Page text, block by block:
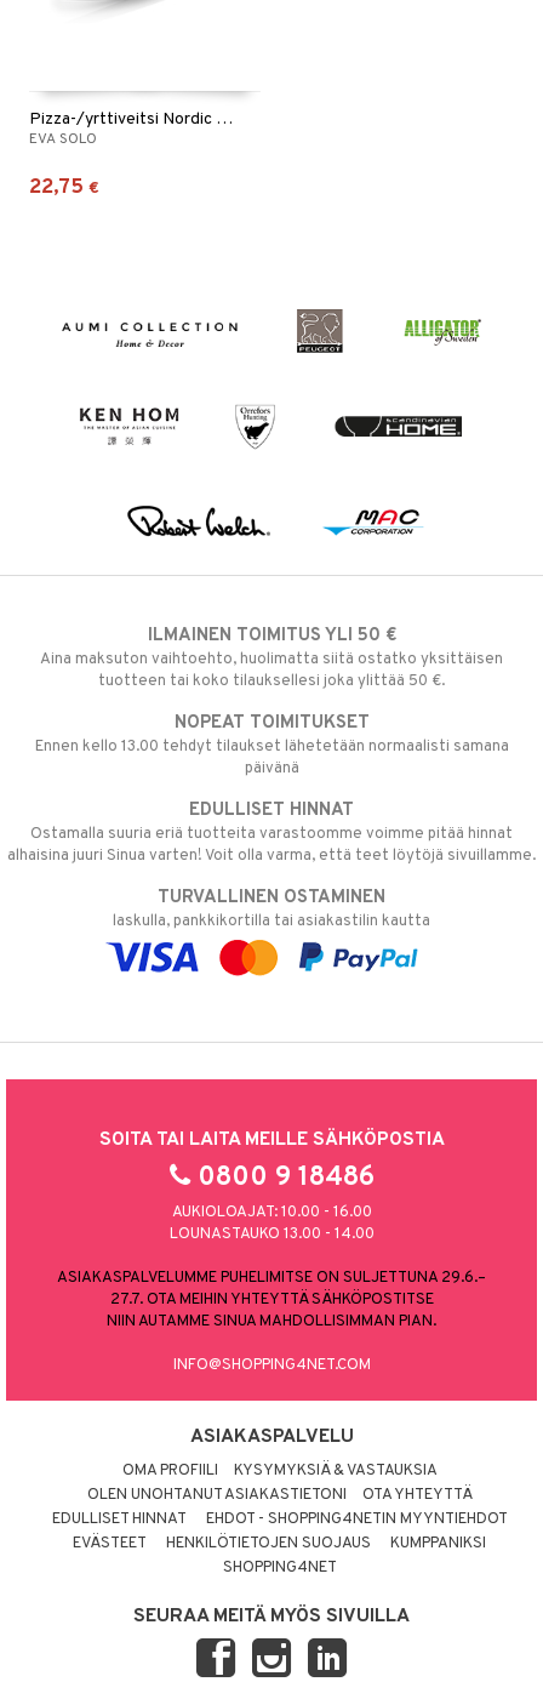
Pizza-/yrttiveitsi Nordic Kitchen
EVA SOLO
22,75 €
ILMAINEN TOIMITUS YLI 50 €
Aina maksuton vaihtoehto, huolimatta siitä ostatko yksittäisen
tuotteen tai koko tilauksellesi joka ylittää 50 €.
NOPEAT TOIMITUKSET
Ennen kello 13.00 tehdyt tilaukset lähetetään normaalisti samana
päivänä
EDULLISET HINNAT
Ostamalla suuria eriä tuotteita varastoomme voimme pitää hinnat
alhaisina juuri Sinua varten! Voit olla varma, että teet löytöjä sivuillamme.
TURVALLINEN OSTAMINEN
laskulla, pankkikortilla tai asiakastilin kautta
SOITA TAI LAITA MEILLE SÄHKÖPOSTIA
0800 9 18486
AUKIOLOAJAT: 10.00 - 16.00
LOUNASTAUKO 13.00 - 14.00
ASIAKASPALVELUMME PUHELIMITSE ON SULJETTUNA 29.6.–
27.7. OTA MEIHIN YHTEYTTÄ SÄHKÖPOSTITSE
NIIN AUTAMME SINUA MAHDOLLISIMMAN PIAN.
INFO@SHOPPING4NET.COM
ASIAKASPALVELU
OMA PROFIILI
KYSYMYKSIÄ & VASTAUKSIA
OLEN UNOHTANUT ASIAKASTIETONI
OTA YHTEYTTÄ
EDULLISET HINNAT
EHDOT - SHOPPING4NETIN MYYNTIEHDOT
EVÄSTEET
HENKILÖTIETOJEN SUOJAUS
KUMPPANIKSI
SHOPPING4NET
SEURAA MEITÄ MYÖS SIVUILLA